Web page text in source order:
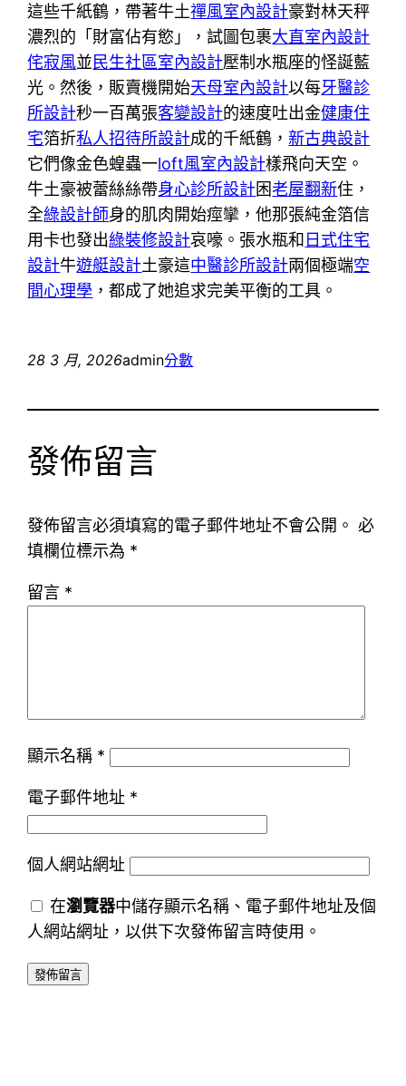
這些千紙鶴，帶著牛土禪風室內設計豪對林天秤
濃烈的「財富佔有慾」，試圖包裹大直室內設計
侘寂風並民生社區室內設計壓制水瓶座的怪誕藍
光。然後，販賣機開始天母室內設計以每牙醫診
所設計秒一百萬張客變設計的速度吐出金健康住
宅箔折私人招待所設計成的千紙鶴，新古典設計
它們像金色蝗蟲一loft風室內設計樣飛向天空。
牛土豪被蕾絲絲帶身心診所設計困老屋翻新住，
全綠設計師身的肌肉開始痙攣，他那張純金箔信
用卡也發出綠裝修設計哀嚎。張水瓶和日式住宅
設計牛遊艇設計土豪這中醫診所設計兩個極端空
間心理學 ，都成了她追求完美平衡的工具。
28 3 月, 2026admin分數
發佈留言
發佈留言必須填寫的電子郵件地址不會公開。 必
填欄位標示為 *
留言 *
顯示名稱 *
電子郵件地址 *
個人網站網址
在瀏覽器中儲存顯示名稱、電子郵件地址及個
人網站網址，以供下次發佈留言時使用。